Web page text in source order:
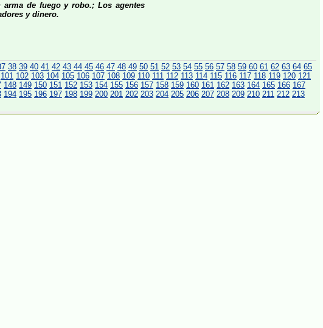
de fuego y robo.; Los agentes
y dinero.
38 39 40 41 42 43 44 45 46 47 48 49 50 51 52 53 54 55 56 57 58 59 60 61 62 63 64 65
101 102 103 104 105 106 107 108 109 110 111 112 113 114 115 116 117 118 119 120 121
148 149 150 151 152 153 154 155 156 157 158 159 160 161 162 163 164 165 166 167
194 195 196 197 198 199 200 201 202 203 204 205 206 207 208 209 210 211 212 213